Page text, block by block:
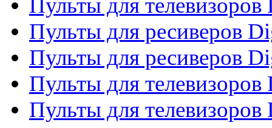
Пульты для ресиверов
Пульты для ресиверов
Пульты для
Пульты для